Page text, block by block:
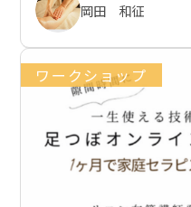
岡田 和征
ワークショップ